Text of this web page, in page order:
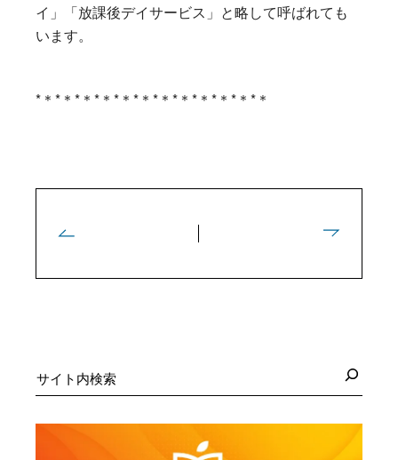
イ」「放課後デイサービス」と略して呼ばれても
います。
*＊*＊*＊*＊*＊*＊*＊*＊*＊*＊*＊*＊
索